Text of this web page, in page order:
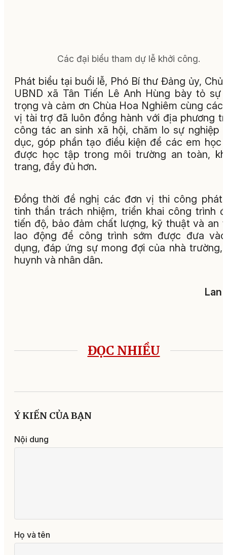
Các đại biểu tham dự lễ khởi công.
Phát biểu tại buổi lễ, Phó Bí thư Đảng ủy, Chủ
UBND xã Tân Tiến Lê Anh Hùng bày tỏ sự
trọng và cảm ơn Chùa Hoa Nghiêm cùng các
vị tài trợ đã luôn đồng hành với địa phương
công tác an sinh xã hội, chăm lo sự nghiệp
dục, góp phần tạo điều kiện để các em học
được học tập trong môi trường an toàn,
trang, đầy đủ hơn.
Đồng thời đề nghị các đơn vị thi công phát
tinh thần trách nhiệm, triển khai công trình
tiến độ, bảo đảm chất lượng, kỹ thuật và an
lao động để công trình sớm được đưa
dụng, đáp ứng sự mong đợi của nhà trường,
huynh và nhân dân.
Lan
ĐỌC NHIỀU
Ý KIẾN CỦA BẠN
Nội dung
Họ và tên